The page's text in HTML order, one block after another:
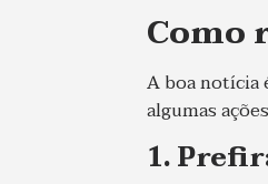
Como
A boa notícia
algumas
1.